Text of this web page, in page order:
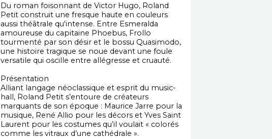
Du roman foisonnant de Victor Hugo, Roland
Petit construit une fresque haute en couleurs
aussi théâtrale qu'intense. Entre Esmeralda
amoureuse du capitaine Phoebus, Frollo
tourmenté par son désir et le bossu Quasimodo,
une histoire tragique se noue devant une foule
versatile qui oscille entre allégresse et cruauté.
Présentation
Alliant langage néoclassique et esprit du music-
hall, Roland Petit s’entoure de créateurs
marquants de son époque : Maurice Jarre pour la
musique, René Allio pour les décors et Yves Saint
Laurent pour les costumes qu’il voulait « colorés
comme les vitraux d’une cathédrale ».